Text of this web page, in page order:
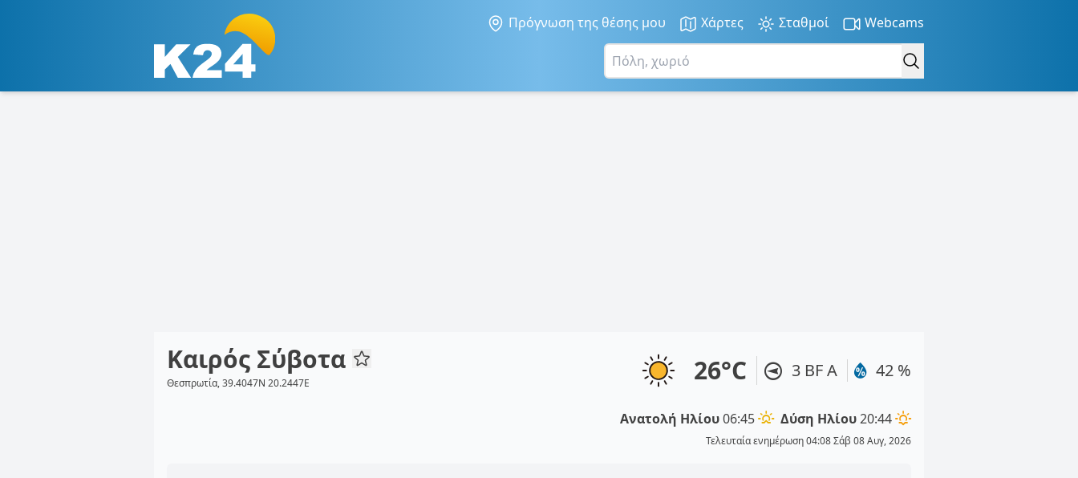
Πρόγνωση της θέσης μου Χάρτες Σταθμοί Webcams
Καιρός Σύβοτα
Θεσπρωτία, 39.4047N 20.2447E 26°C 3 BF Α 42 %
Ανατολή Ηλίου06:45 Δύση Ηλίου20:44
Τελευταία ενημέρωση 04:08 Σάβ 08 Αυγ, 2026